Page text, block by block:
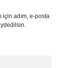
için adım, e-posta